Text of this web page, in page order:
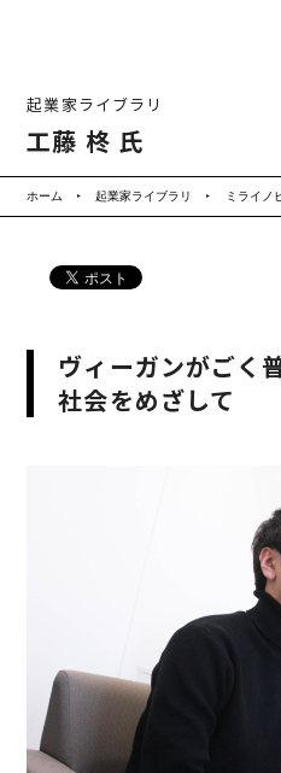
起業家ライブラリ
工藤 柊 氏
ホーム 起業家ライブラリ ミライノ
ヴィーガンがごく
社会をめざして